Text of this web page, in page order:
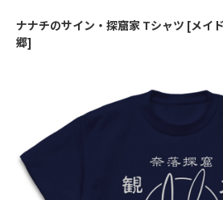
ナナチのサイン・探窟家 Tシャツ [メイ
郷]